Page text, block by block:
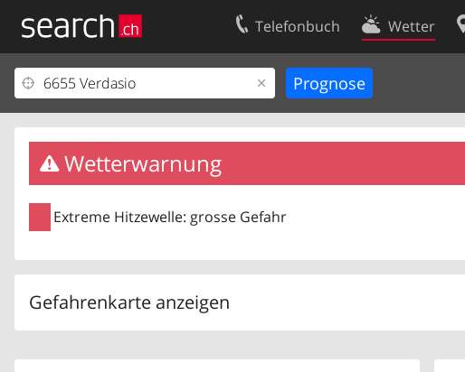
Telefonbuch Wetter
Wetterwarnung
Extreme Hitzewelle: grosse Gefahr
Gefahrenkarte anzeigen
Ihr Eintrag
Kundencenter Geschäftskunden
Impressum
Kontakt
Nutzungsbedingungen
Datenschutzerklärung